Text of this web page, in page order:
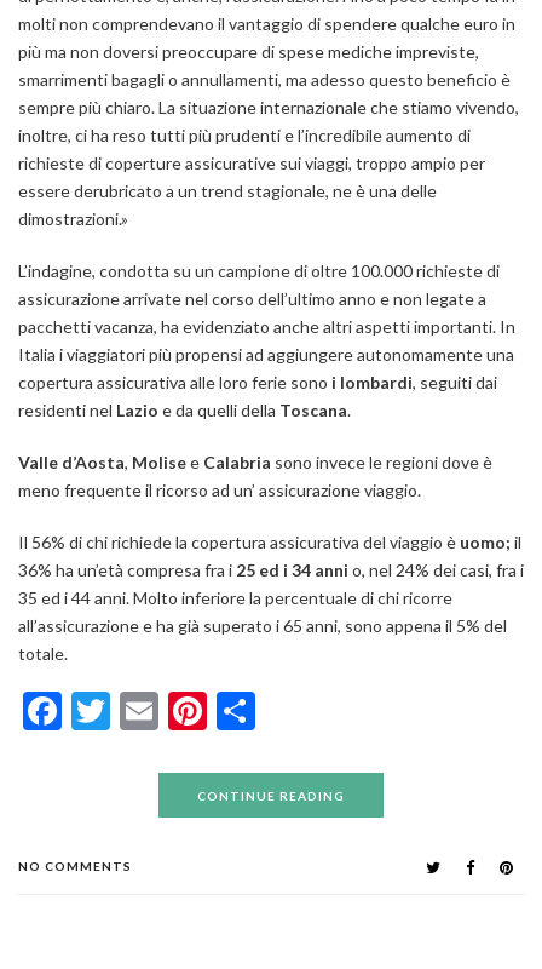
molti non comprendevano il vantaggio di spendere qualche euro in
più ma non doversi preoccupare di spese mediche impreviste,
smarrimenti bagagli o annullamenti, ma adesso questo beneficio è
sempre più chiaro. La situazione internazionale che stiamo vivendo,
inoltre, ci ha reso tutti più prudenti e l’incredibile aumento di
richieste di coperture assicurative sui viaggi, troppo ampio per
essere derubricato a un trend stagionale, ne è una delle
dimostrazioni.»
L’indagine, condotta su un campione di oltre 100.000 richieste di
assicurazione arrivate nel corso dell’ultimo anno e non legate a
pacchetti vacanza, ha evidenziato anche altri aspetti importanti. In
Italia i viaggiatori più propensi ad aggiungere autonomamente una
copertura assicurativa alle loro ferie sono i lombardi, seguiti dai
residenti nel Lazio e da quelli della Toscana.
Valle d’Aosta, Molisee Calabria sono invece le regioni dove è
meno frequente il ricorso ad un’ assicurazione viaggio.
Il 56% di chi richiede la copertura assicurativa del viaggio è uomo; il
36% ha un’età compresa fra i 25 ed i 34 anni o, nel 24% dei casi, fra i
35 ed i 44 anni. Molto inferiore la percentuale di chi ricorre
all’assicurazione e ha già superato i 65 anni, sono appena il 5% del
totale.
Facebook
Twitter
EmailPinterest
CONTINUE READING
NO COMMENTS